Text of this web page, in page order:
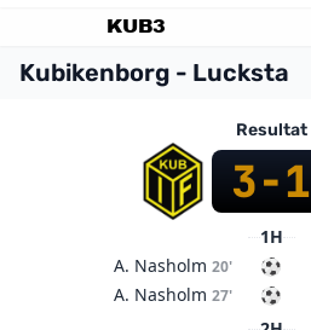
KUB3
Kubikenborg - Lucksta
Resultat
3-1
1H
A. Nasholm 20'
A. Nasholm 27'